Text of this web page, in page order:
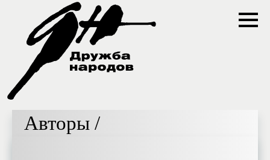
Авторы /